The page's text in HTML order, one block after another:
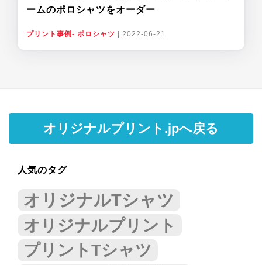
ームのポロシャツをオーダー
プリント事例- ポロシャツ 2022-06-21
オリジナルプリント.jpへ戻る
人気のタグ
オリジナルTシャツ
オリジナルプリント
プリントTシャツ